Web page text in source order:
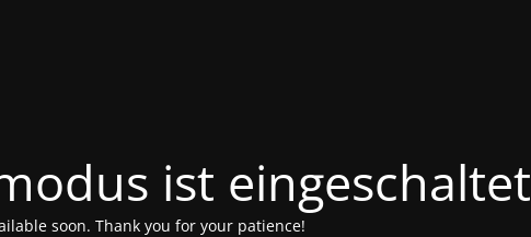
ist eingeschaltet
soon. Thank you for your patience!